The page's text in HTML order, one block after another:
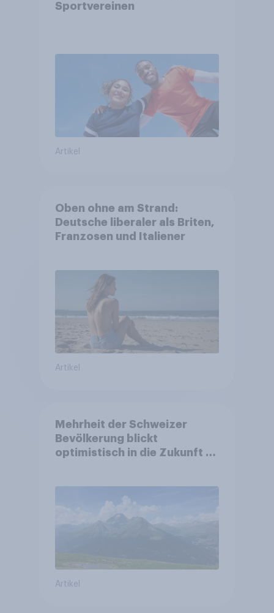
Sportvereinen
Artikel
Oben ohne am Strand:
Deutsche liberaler als Briten,
Franzosen und Italiener
Artikel
Mehrheit der Schweizer
Bevölkerung blickt
optimistisch in die Zukunft –
Altersvorsorge
Artikel